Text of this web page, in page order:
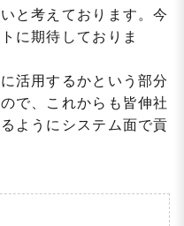
と考えております。今
に期待しておりま
活用するかという部分
で、これからも皆伸社
ようにシステム面で貢